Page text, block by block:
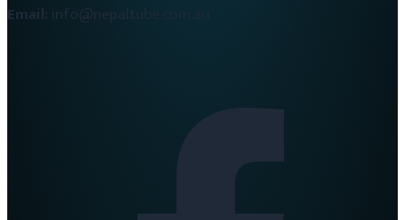
Email: